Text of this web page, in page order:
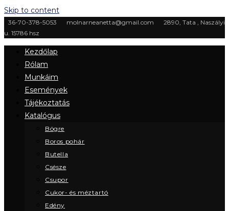
Skip to content
36-70-378-5053 molnarneanetta@gmail.com
2890, Tata , Naszályi
u. 15786 hsz
Kezdőlap
Rólam
Munkáim
Események
Tájékoztatás
Katalógus
Bögre
Boros pohár
Butella
Csésze
Csupor
Cukor- és méztartó
Edény